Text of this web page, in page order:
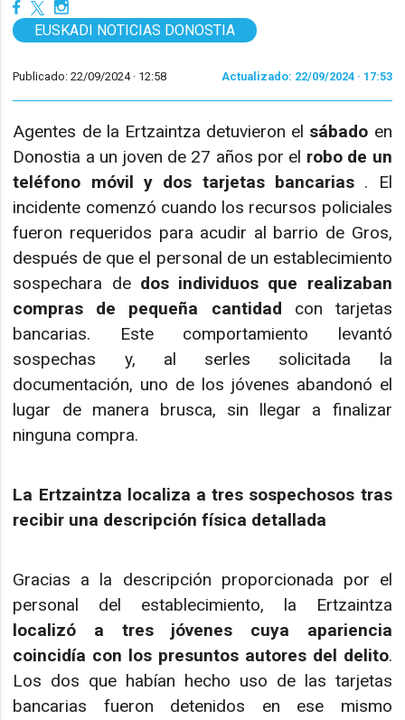
EUSKADI NOTICIAS DONOSTIA
Publicado: 22/09/2024 · 12:58 Actualizado: 22/09/2024 · 17:53
Agentes de la Ertzaintza detuvieron el sábado en
Donostia a un joven de 27 años por el robo de un
teléfono móvil y dos tarjetas bancarias. El
incidente comenzó cuando los recursos policiales
fueron requeridos para acudir al barrio de Gros,
después de que el personal de un establecimiento
sospechara de dos individuos que realizaban
compras de pequeña cantidad con tarjetas
bancarias. Este comportamiento levantó
sospechas y, al serles solicitada la
documentación, uno de los jóvenes abandonó el
lugar de manera brusca, sin llegar a finalizar
ninguna compra.
La Ertzaintza localiza a tres sospechosos tras
recibir una descripción física detallada
Gracias a la descripción proporcionada por el
personal del establecimiento, la Ertzaintza
localizó a tres jóvenes cuya apariencia
coincidía con los presuntos autores del delito.
Los dos que habían hecho uso de las tarjetas
bancarias fueron detenidos en ese mismo